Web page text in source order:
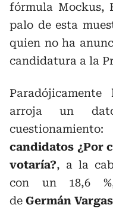
fórmula Mockus,
palo de esta
quien no ha
candidatura a la
arroja un
candidatos ¿Por
votaría?, a la
con un 18,6 %,
de Germán